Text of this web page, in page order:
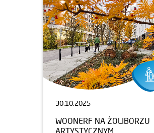
30.10.2025
WOONERF NA ŻOLIBORZU
ARTYSTYCZNYM